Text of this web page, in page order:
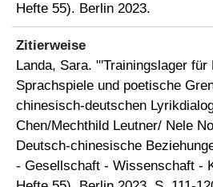
Hefte 55). Berlin 2023.
Zitierweise
Landa, Sara. "'Trainingslager
Sprachspiele und poetische
chinesisch-deutschen
Chen/Mechthild Leutner/ Nele
Deutsch-chinesische
- Gesellschaft - Wissenschaft -